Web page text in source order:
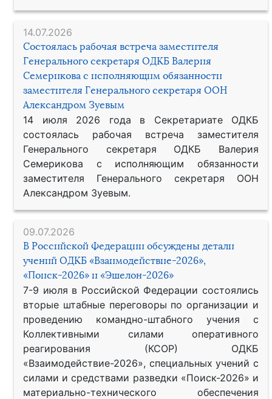
14.07.2026
Состоялась рабочая встреча заместителя
Генерального секретаря ОДКБ Валерия
Семерикова с исполняющим обязанности
заместителя Генерального секретаря ООН
Александром Зуевым
14 июля 2026 года в Секретариате ОДКБ
состоялась рабочая встреча заместителя
Генерального секретаря ОДКБ Валерия
Семерикова с исполняющим обязанности
заместителя Генерального секретаря ООН
Александром Зуевым.
09.07.2026
В Российской Федерации обсуждены детали
учений ОДКБ «Взаимодействие-2026»,
«Поиск-2026» и «Эшелон-2026»
7-9 июля в Российской Федерации состоялись
вторые штабные переговоры по организации и
проведению командно-штабного учения с
Коллективными силами оперативного
реагирования (КСОР) ОДКБ
«Взаимодействие-2026», специальных учений с
силами и средствами разведки «Поиск-2026» и
материально-технического обеспечения